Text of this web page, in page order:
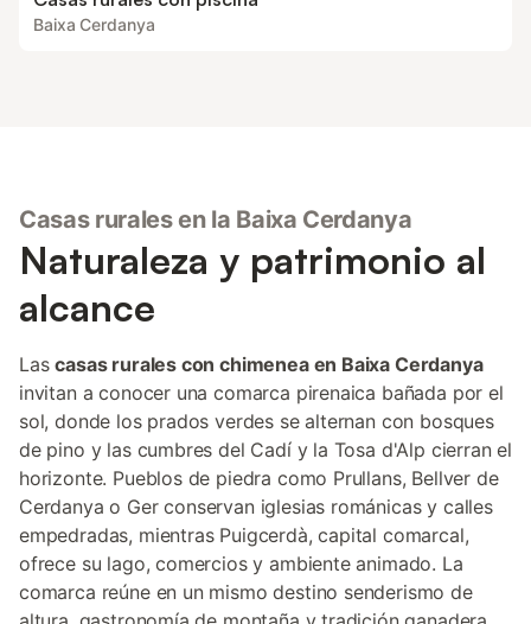
Baixa Cerdanya
Casas rurales en la Baixa Cerdanya
Naturaleza y patrimonio al
alcance
Lascasas rurales con chimenea en Baixa Cerdanya
invitan a conocer una comarca pirenaica bañada por el
sol, donde los prados verdes se alternan con bosques
de pino y las cumbres del Cadí y la Tosa d'Alp cierran el
horizonte. Pueblos de piedra como Prullans, Bellver de
Cerdanya o Ger conservan iglesias románicas y calles
empedradas, mientras Puigcerdà, capital comarcal,
ofrece su lago, comercios y ambiente animado. La
comarca reúne en un mismo destino senderismo de